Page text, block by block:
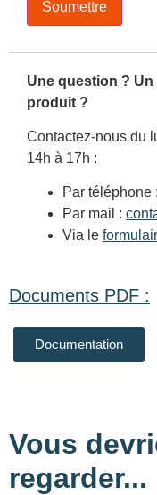
Une question ?
produit ?
Contactez-nous du
14h à 17h :
Par téléphone :
Par mail :
Via le
Documents PDF :
Documentation
Vous
regarder...